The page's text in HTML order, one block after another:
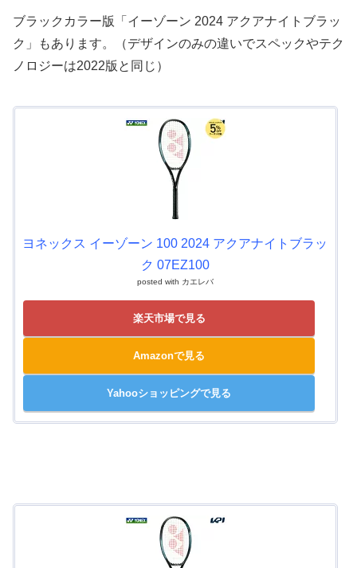
ブラックカラー版「イーゾーン 2024 アクアナイトブラッ
ク」もあります。（デザインのみの違いでスペックやテク
ノロジーは2022版と同じ）
ヨネックス イーゾーン 100 2024 アクアナイトブラッ
ク 07EZ100
posted with カエレバ
楽天市場で見る
Amazonで見る
Yahooショッピングで見る